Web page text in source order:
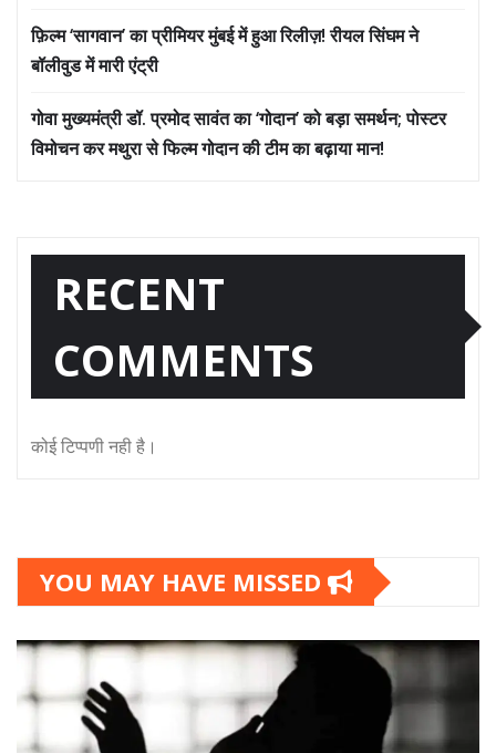
फ़िल्म ‘सागवान’ का प्रीमियर मुंबई में हुआ रिलीज़! रीयल सिंघम ने
बॉलीवुड में मारी एंट्री
गोवा मुख्यमंत्री डॉ. प्रमोद सावंत का ‘गोदान’ को बड़ा समर्थन; पोस्टर
विमोचन कर मथुरा से फिल्म गोदान की टीम का बढ़ाया मान!
RECENT
COMMENTS
कोई टिप्पणी नही है।
YOU MAY HAVE MISSED